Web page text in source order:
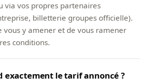
via vos propres partenaires
billetterie groupes officielle).
vous y amener et de vous ramener
conditions.
exactement le tarif annoncé ?